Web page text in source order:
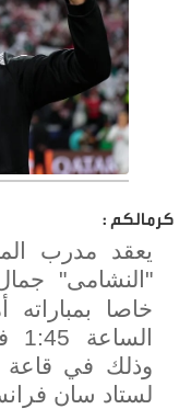
كرمالكم :
يعقد مدرب
"النشامى"
خاصا
وذلك في قاعة
لستاد سان